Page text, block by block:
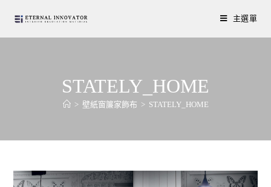
主選單
STATELY_HOME
> 壁紙窗簾家飾布 > STATELY_HOME